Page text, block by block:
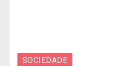
SOCIEDADE